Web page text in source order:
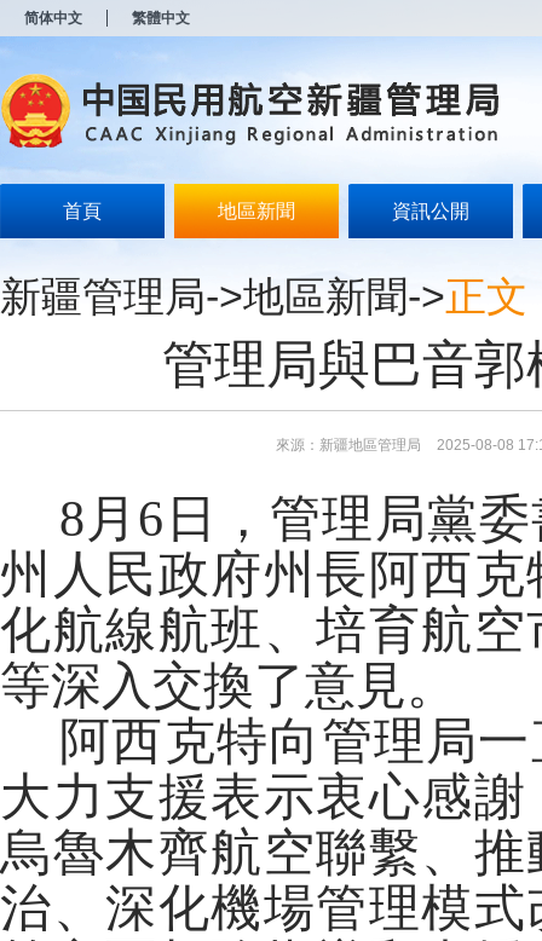
简体中文 繁體中文
首頁 地區新聞 資訊公開
新疆管理局->地區新聞->正文
管理局與巴音
來源：新疆地區管理局 2025-08-08
8月6日，管理局黨委
州人民政府州長阿西
化航線航班、培育航
等深入交換了意見。
阿西克特向管理局一
大力支援表示衷心感
烏魯木齊航空聯繫、
治、深化機場管理模
开
无
障
说
Alt
加